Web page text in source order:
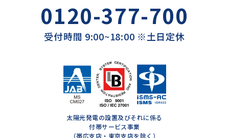
0120-377-700
受付時間 9:00~18:00 ※土日定休
太陽光発電の設置及びそれに係る
付帯サービス事業
（帯広支店・東京支店を除く）